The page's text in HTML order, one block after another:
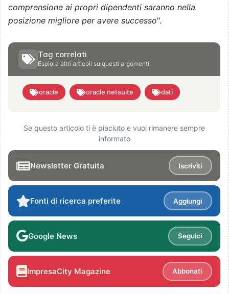
comprensione ai propri dipendenti saranno nella
posizione migliore per avere successo".
Tag correlati
Esplora altri articoli su questi argomenti
oracle oracle netsuite dati
Se questo articolo ti è piaciuto e vuoi rimanere sempre
informato
Newsletter Gratuita Iscriviti
Fonti di ricerca preferite Aggiungi
Google News Seguici
ImpresaCity Magazine Abbonati